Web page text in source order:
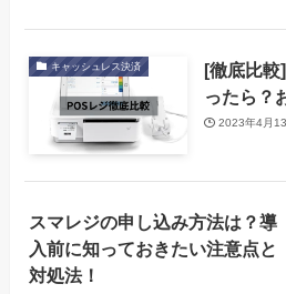
キャッシュレス決済
[徹底比
ったら？
2023年4月
スマレジの申し込み方法は？導
入前に知っておきたい注意点と
対処法！